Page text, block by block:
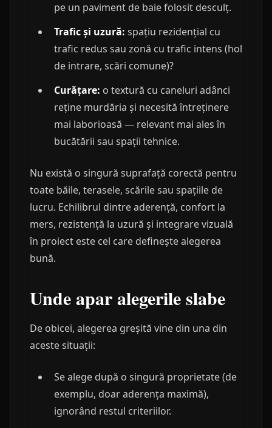
pe un paviment de baie folosit desculț.
Trafic și uzură: spațiu rezidențial cu
trafic redus sau zonă cu trafic intens (hol
de intrare, scări comune)?
Curățare: o textură cu caneluri adânci
reține murdăria și necesită întreținere
mai laborioasă — relevant mai ales în
bucătării sau spații tehnice.
Nu există o singură suprafață corectă pentru
toate băile, terasele, scările sau spațiile de
lucru. Echilibrul dintre aderență, confort la
mers, rezistență la uzură și integrare vizuală
în proiect este cel care definește alegerea
bună.
Unde apar alegerile slabe
De obicei, alegerea greșită vine din una din
aceste situații:
Se alege după o singură proprietate (de
exemplu, doar aderența maximă),
ignorând restul criteriilor.